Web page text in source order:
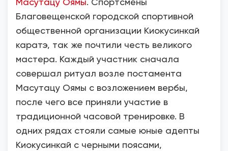
Благовещенской городской спортивной
общественной организации Киокусинкай
каратэ, так же почтили честь великого
мастера. Каждый участник сначала
совершал ритуал возле постамента
Масутацу Оямы с возложением вербы,
после чего все приняли участие в
традиционной часовой тренировке. В
одних рядах стояли самые юные адепты
Киокусинкай с черными поясами,